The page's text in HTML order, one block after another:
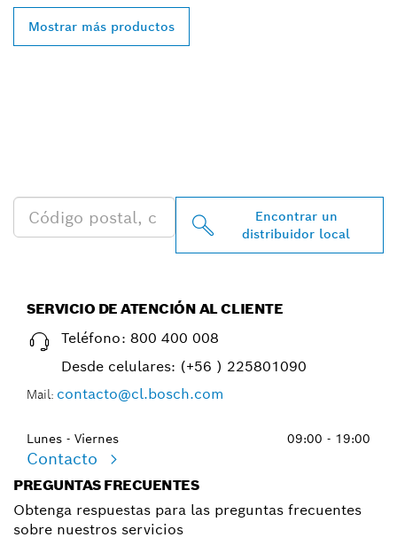
Mostrar más productos
Encontrar un
distribuidor local
SERVICIO DE ATENCIÓN AL CLIENTE
Teléfono: 800 400 008
Desde celulares: (+56 ) 225801090
Mail: contacto@cl.bosch.com
Lunes - Viernes 09:00 - 19:00
Contacto
PREGUNTAS FRECUENTES
Obtenga respuestas para las preguntas frecuentes
sobre nuestros servicios